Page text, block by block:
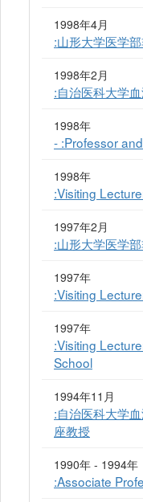
1998年4月
:山形大学医学
1998年2月
:自治医科大学
1998年
- :Professor
1998年
:Visiting
1997年2月
:山形大学医学
1997年
:Visiting
1997年
:Visiting
School
1994年11月
:自治医科大学
座教授
1990年 - 1994年
:Associate